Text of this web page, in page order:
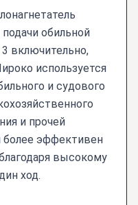
обильной
включительно,
используется
и судового
и прочей
более эффективен
высокому
ход.